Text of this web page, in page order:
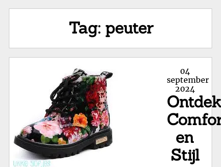
Tag: peuter
Posted
on
04
september
2024
Ontdek
en
Stijl